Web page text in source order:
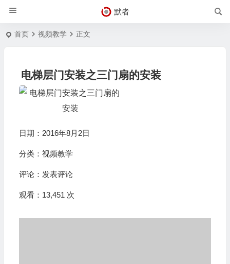
默者
首页 视频教学 正文
电梯层门安装之三门扇的安装
日期：2016年8月2日
分类： 视频教学
评论： 发表评论
观看：13,451 次